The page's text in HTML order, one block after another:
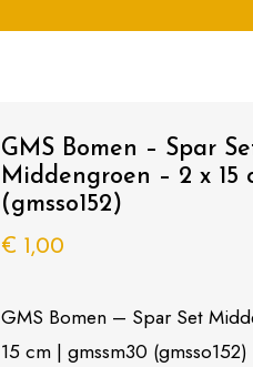
GMS Bomen – Spar
Middengroen – 2 x 15
(gmsso152)
€ 1,00
GMS Bomen – Spar Set
15 cm | gmssm30 (gmsso152)